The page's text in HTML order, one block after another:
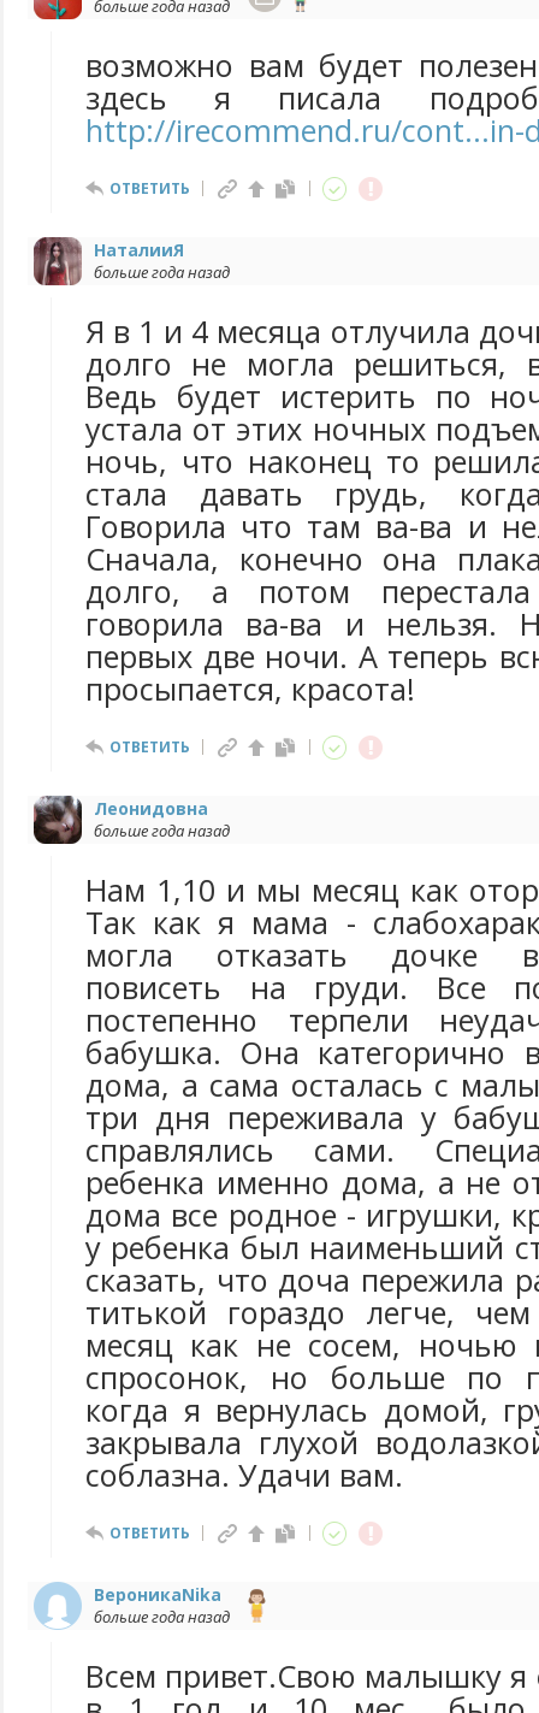
больше года назад
возможно вам будет
здесь я писала
http://irecommend.ru/cont...in-
ОТВЕТИТЬ
НаталииЯ
больше года назад
Я в 1 и 4 месяца отлучила
долго не могла решиться,
Ведь будет истерить по
устала от этих ночных
ночь, что наконец то
стала давать грудь,
Говорила что там ва-ва и
Сначала, конечно она
долго, а потом
говорила ва-ва и нельзя.
первых две ночи. А теперь
просыпается, красота!
ОТВЕТИТЬ
Леонидовна
больше года назад
Нам 1,10 и мы месяц как
Так как я мама -
могла отказать дочке в
повисеть на груди. Все
постепенно терпели
бабушка. Она категорично
дома, а сама осталась с
три дня переживала у
справлялись сами.
ребенка именно дома, а не
дома все родное - игрушки,
у ребенка был наименьший
сказать, что доча пережила
титькой гораздо легче,
месяц как не сосем, ночью
спросонок, но больше по
когда я вернулась домой,
закрывала глухой
соблазна. Удачи вам.
ОТВЕТИТЬ
ВероникаNika
больше года назад
Всем привет.Свою малышку я